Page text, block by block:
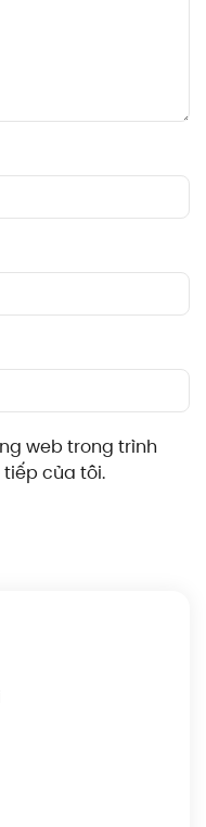
web trong trình
của tôi.